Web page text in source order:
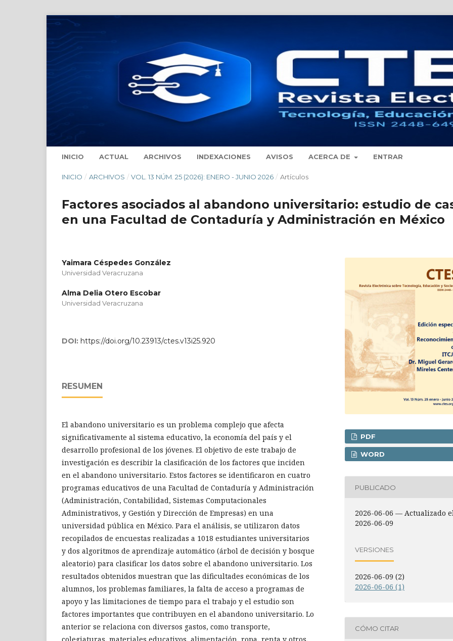
INICIO ACTUAL ARCHIVOS INDEXACIONES AVISOS ACERCA DE ENTRAR
INICIO / ARCHIVOS / VOL. 13 NÚM. 25 (2026): ENERO - JUNIO 2026 / Artículos
Factores asociados al abandono universitario: estudio de
en una Facultad de Contaduría y Administración en México
Yaimara Céspedes González
Universidad Veracruzana
Alma Delia Otero Escobar
Universidad Veracruzana
DOI: https://doi.org/10.23913/ctes.v13i25.920
RESUMEN
El abandono universitario es un problema complejo que afecta
significativamente al sistema educativo, la economía del país y el
desarrollo profesional de los jóvenes. El objetivo de este trabajo de
investigación es describir la clasificación de los factores que inciden
en el abandono universitario. Estos factores se identificaron en cuatro
programas educativos de una Facultad de Contaduría y Administración
(Administración, Contabilidad, Sistemas Computacionales
Administrativos, y Gestión y Dirección de Empresas) en una
universidad pública en México. Para el análisis, se utilizaron datos
recopilados de encuestas realizadas a 1018 estudiantes universitarios
y dos algoritmos de aprendizaje automático (árbol de decisión y bosque
aleatorio) para clasificar los datos sobre el abandono universitario. Los
resultados obtenidos muestran que las dificultades económicas de los
alumnos, los problemas familiares, la falta de acceso a programas de
apoyo y las limitaciones de tiempo para el trabajo y el estudio son
factores importantes que contribuyen en el abandono universitario. Lo
anterior se relaciona con diversos gastos, como transporte,
PDF
WORD
PUBLICADO
2026-06-06 — Actualizado
2026-06-09
VERSIONES
2026-06-09 (2)
2026-06-06 (1)
CÓMO CITAR